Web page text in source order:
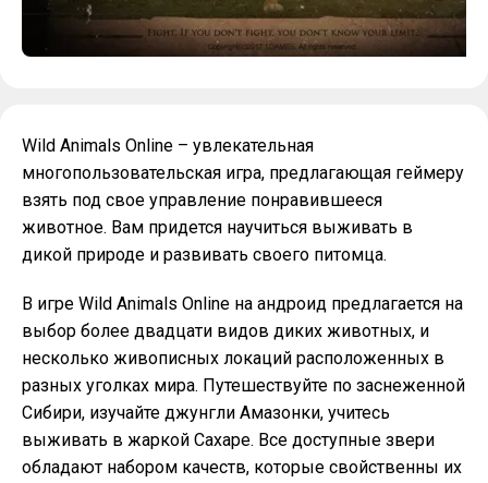
Wild Animals Online – увлекательная
многопользовательская игра, предлагающая геймеру
взять под свое управление понравившееся
животное. Вам придется научиться выживать в
дикой природе и развивать своего питомца.
В игре Wild Animals Online на андроид предлагается на
выбор более двадцати видов диких животных, и
несколько живописных локаций расположенных в
разных уголках мира. Путешествуйте по заснеженной
Сибири, изучайте джунгли Амазонки, учитесь
выживать в жаркой Сахаре. Все доступные звери
обладают набором качеств, которые свойственны их